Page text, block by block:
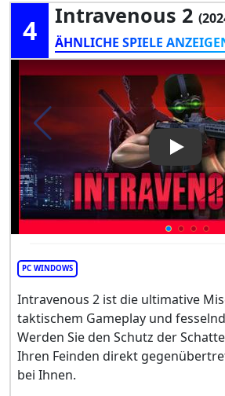
4 Intravenous 2
ÄHNLICHE SPIELE
Play
PC WINDOWS
Intravenous 2 ist die ultimative
taktischem Gameplay und
Werden Sie den Schutz der
Ihren Feinden direkt
bei Ihnen.